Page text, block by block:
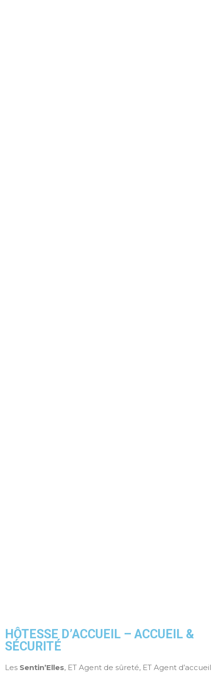
HÔTESSE D’ACCUEIL – ACCUEIL &
SÉCURITÉ
Les Sentin’Elles, ET Agent de sûreté, ET Agent d’accueil